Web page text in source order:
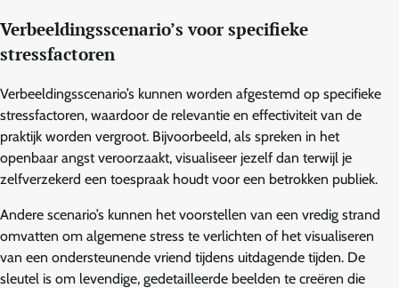
Verbeeldingsscenario’s voor specifieke
stressfactoren
Verbeeldingsscenario’s kunnen worden afgestemd op specifieke
stressfactoren, waardoor de relevantie en effectiviteit van de
praktijk worden vergroot. Bijvoorbeeld, als spreken in het
openbaar angst veroorzaakt, visualiseer jezelf dan terwijl je
zelfverzekerd een toespraak houdt voor een betrokken publiek.
Andere scenario’s kunnen het voorstellen van een vredig strand
omvatten om algemene stress te verlichten of het visualiseren
van een ondersteunende vriend tijdens uitdagende tijden. De
sleutel is om levendige, gedetailleerde beelden te creëren die